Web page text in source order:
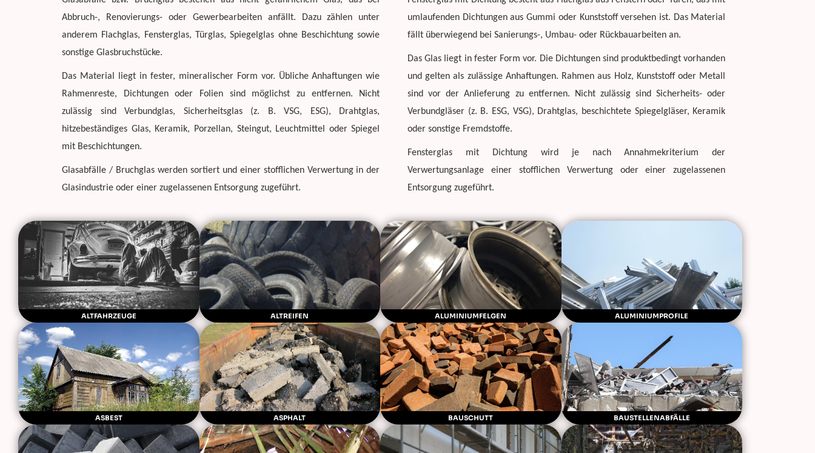
Abbruch-, Renovierungs- oder Gewerbearbeiten anfällt. Dazu zählen unter
anderem Flachglas, Fensterglas, Türglas, Spiegelglas ohne Beschichtung sowie
sonstige Glasbruchstücke.
Das Material liegt in fester, mineralischer Form vor. Übliche Anhaftungen wie
Rahmenreste, Dichtungen oder Folien sind möglichst zu entfernen. Nicht
zulässig sind Verbundglas, Sicherheitsglas (z. B. VSG, ESG), Drahtglas,
hitzebeständiges Glas, Keramik, Porzellan, Steingut, Leuchtmittel oder Spiegel
mit Beschichtungen.
Glasabfälle / Bruchglas werden sortiert und einer stofflichen Verwertung in der
Glasindustrie oder einer zugelassenen Entsorgung zugeführt.
umlaufenden Dichtungen aus Gummi oder Kunststoff versehen ist. Das Material
fällt überwiegend bei Sanierungs-, Umbau- oder Rückbauarbeiten an.
Das Glas liegt in fester Form vor. Die Dichtungen sind produktbedingt vorhanden
und gelten als zulässige Anhaftungen. Rahmen aus Holz, Kunststoff oder Metall
sind vor der Anlieferung zu entfernen. Nicht zulässig sind Sicherheits- oder
Verbundgläser (z. B. ESG, VSG), Drahtglas, beschichtete Spiegelgläser, Keramik
oder sonstige Fremdstoffe.
Fensterglas mit Dichtung wird je nach Annahmekriterium der
Verwertungsanlage einer stofflichen Verwertung oder einer zugelassenen
Entsorgung zugeführt.
ALTFAHRZEUGE ALTREIFEN ALUMINIUMFELGEN ALUMINIUMPROFILE
ASBEST ASPHALT BAUSCHUTT BAUSTELLENABFÄLLE